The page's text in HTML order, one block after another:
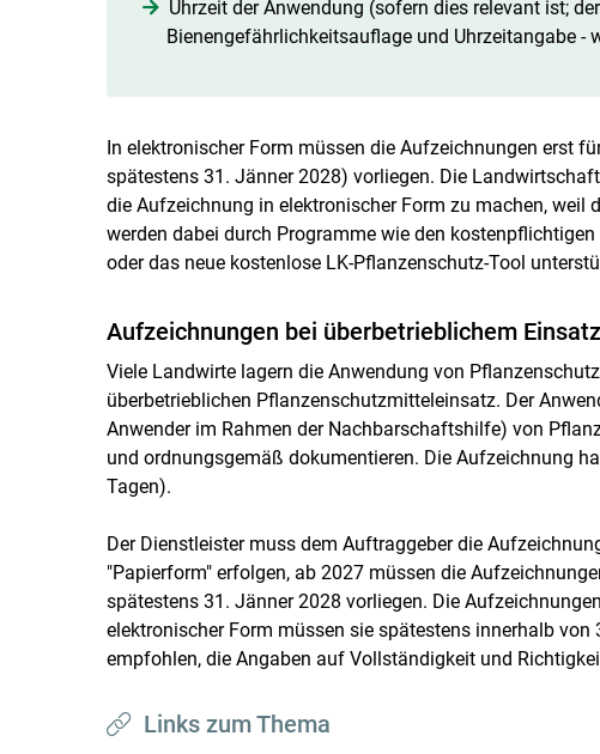
Uhrzeit der Anwendung (sofern dies relevant ist;
Bienengefährlichkeitsauflage und Uhrzeitangabe -
In elektronischer Form müssen die Aufzeichnungen erst
spätestens 31. Jänner 2028) vorliegen. Die
die Aufzeichnung in elektronischer Form zu machen,
werden dabei durch Programme wie den
oder das neue kostenlose LK-Pflanzenschutz-Tool
Aufzeichnungen bei überbetrieblichem Einsatz
Viele Landwirte lagern die Anwendung von
überbetrieblichen Pflanzenschutzmitteleinsatz. Der
Anwender im Rahmen der Nachbarschaftshilfe) von
und ordnungsgemäß dokumentieren. Die Aufzeichnung
Tagen).
Der Dienstleister muss dem Auftraggeber die
"Papierform" erfolgen, ab 2027 müssen die
spätestens 31. Jänner 2028 vorliegen. Die
elektronischer Form müssen sie spätestens innerhalb
empfohlen, die Angaben auf Vollständigkeit und
Links zum Thema